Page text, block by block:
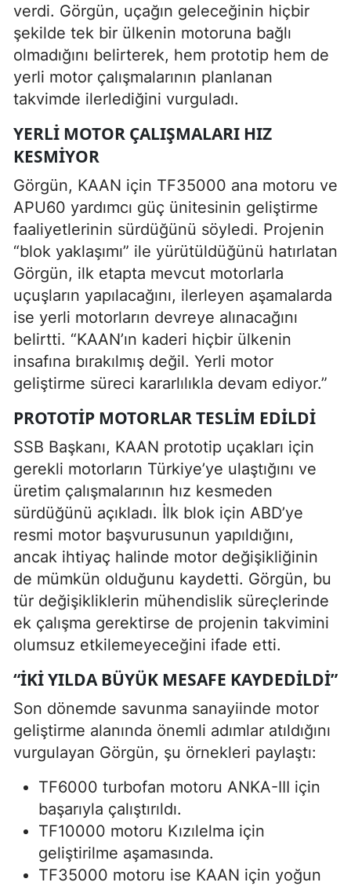
verdi. Görgün, uçağın geleceğinin hiçbir
şekilde tek bir ülkenin motoruna bağlı
olmadığını belirterek, hem prototip hem de
yerli motor çalışmalarının planlanan
takvimde ilerlediğini vurguladı.
YERLI MOTOR ÇALIŞMALARI HIZ
KESMIYOR
Görgün, KAAN için TF35000 ana motoru ve
APU60 yardımcı güç ünitesinin geliştirme
faaliyetlerinin sürdüğünü söyledi. Projenin
“blok yaklaşımı” ile yürütüldüğünü hatırlatan
Görgün, ilk etapta mevcut motorlarla
uçuşların yapılacağını, ilerleyen aşamalarda
ise yerli motorların devreye alınacağını
belirtti. “KAAN’ın kaderi hiçbir ülkenin
insafına bırakılmış değil. Yerli motor
geliştirme süreci kararlılıkla devam ediyor.”
PROTOTIP MOTORLAR TESLIM EDILDI
SSB Başkanı, KAAN prototip uçakları için
gerekli motorların Türkiye’ye ulaştığını ve
üretim çalışmalarının hız kesmeden
sürdüğünü açıkladı. İlk blok için ABD’ye
resmi motor başvurusunun yapıldığını,
ancak ihtiyaç halinde motor değişikliğinin
de mümkün olduğunu kaydetti. Görgün, bu
tür değişikliklerin mühendislik süreçlerinde
ek çalışma gerektirse de projenin takvimini
olumsuz etkilemeyeceğini ifade etti.
“İKI YILDA BÜYÜK MESAFE KAYDEDILDI”
Son dönemde savunma sanayiinde motor
geliştirme alanında önemli adımlar atıldığını
vurgulayan Görgün, şu örnekleri paylaştı:
TF6000 turbofan motoru ANKA-III için
başarıyla çalıştırıldı.
TF10000 motoru Kızılelma için
geliştirilme aşamasında.
TF35000 motoru ise KAAN için yoğun